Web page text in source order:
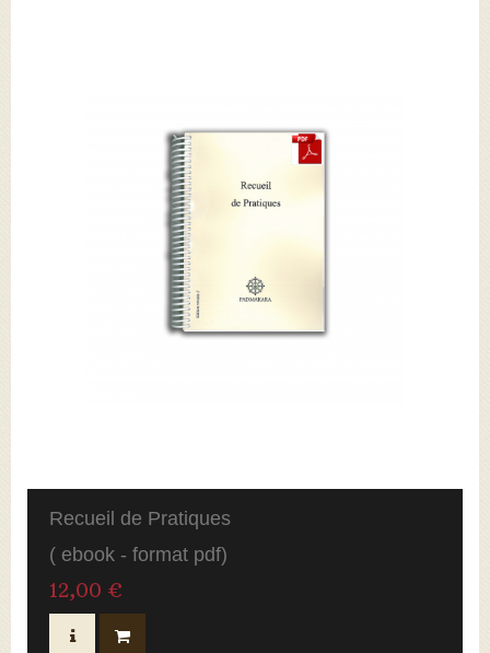
Recueil de Pratiques
( ebook - format pdf)
12,00 €